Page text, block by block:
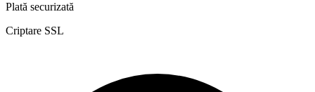
Plată securizată
Criptare SSL